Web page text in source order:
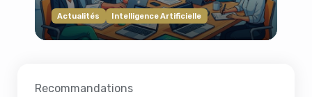
Actualités Intelligence Artificielle
Recommandations